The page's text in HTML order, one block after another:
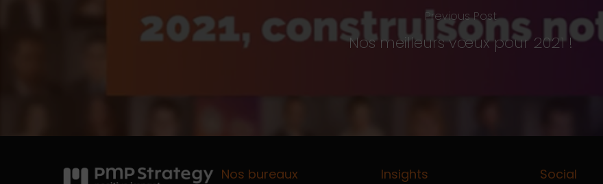
Previous Post
Nos meilleurs vœux pour 2021 !
Nos bureaux Insights Social